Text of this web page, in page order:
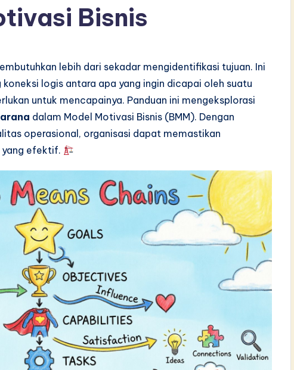
Bisnis
lebih dari sekadar mengidentifikasi tujuan. Ini
logis antara apa yang ingin dicapai oleh suatu
untuk mencapainya. Panduan ini mengeksplorasi
dalam Model Motivasi Bisnis (BMM). Dengan
operasional, organisasi dapat memastikan
yang efektif.